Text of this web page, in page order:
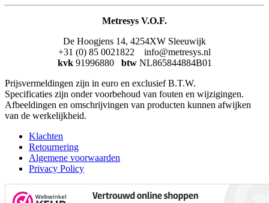
Metresys V.O.F.
De Hoogjens 14, 4254XW Sleeuwijk
+31 (0) 85 0021822 info@metresys.nl
kvk 91996880 btw NL865844884B01
Prijsvermeldingen zijn in euro en exclusief B.T.W.
Specificaties zijn onder voorbehoud van fouten en wijzigingen.
Afbeeldingen en omschrijvingen van producten kunnen afwijken
van de werkelijkheid.
Klachten
Retournering
Algemene voorwaarden
Privacy Policy